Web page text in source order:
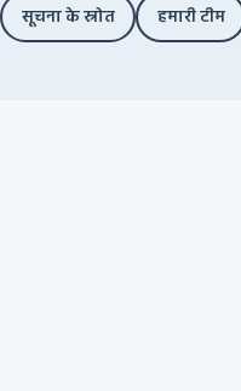
सूचना के स्रोत
हमारी टीम